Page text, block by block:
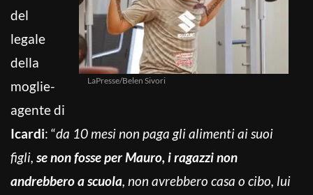
LaPresse/Belen Sivori
del
legale
della
moglie-
agente di
Icardi: “da 10 mesi non paga gli alimenti ai suoi
figli, se non fosse per Mauro, i ragazzi non
andrebbero a scuola, non avrebbero casa o cibo, lui